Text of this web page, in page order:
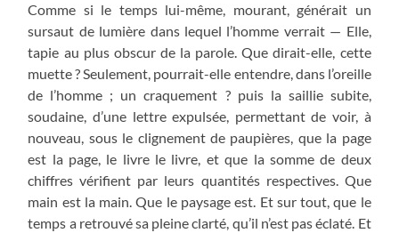
Comme si le temps lui-même, mourant, générait un
sursaut de lumière dans lequel l’homme verrait — Elle,
tapie au plus obscur de la parole. Que dirait-elle, cette
muette ? Seulement, pourrait-elle entendre, dans l’oreille
de l’homme ; un craquement ? puis la saillie subite,
soudaine, d’une lettre expulsée, permettant de voir, à
nouveau, sous le clignement de paupières, que la page
est la page, le livre le livre, et que la somme de deux
chiffres vérifient par leurs quantités respectives. Que
main est la main. Que le paysage est. Et sur tout, que le
temps a retrouvé sa pleine clarté, qu’il n’est pas éclaté. Et